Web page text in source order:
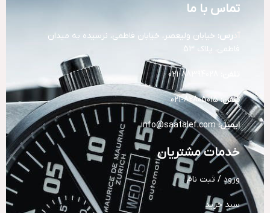
تماس با ما
رس: خیابان ولیعصر، خیابان فاطمی، نرسیده به میدان
فاطمی، پلاک 53
تلفن:82805015-021
ایمیل: info@saatalef.com
خدمات مشتریان
ورود / ثبت نام
سبد خرید